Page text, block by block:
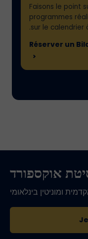
Faisons le
programmes
sur le
Réserver un
אוקספורד
ומוניטין בינלאומי